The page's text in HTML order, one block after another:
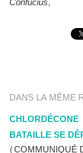
DANS LA MÊME
BATAILLE SE
(COMMUNIQUÉ